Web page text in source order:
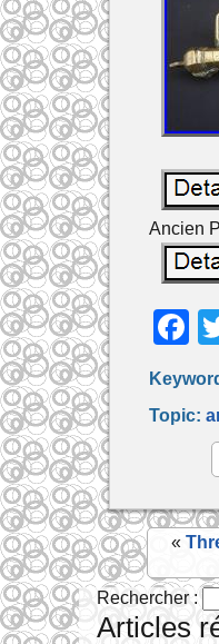
Ancien
F
c
e
o
o
k
Topic:
«
Rechercher :
Articles